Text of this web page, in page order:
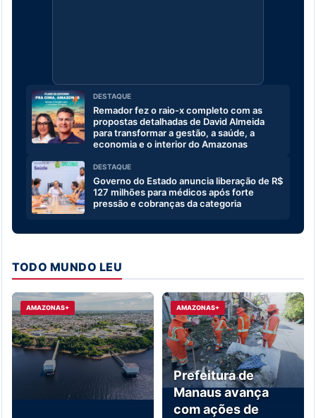
DESTAQUE
Remador fez o raio-x completo com as
propostas detalhadas de David Almeida
para transformar a gestão, a saúde, a
economia e o interior do Amazonas
DESTAQUE
Governo do Estado anuncia liberação de R$
127 milhões para médicos após forte
pressão e cobranças da categoria
TODO MUNDO LEU
AMAZONAS+ AMAZONAS+
Prefeitura de
Manaus avança
com ações de